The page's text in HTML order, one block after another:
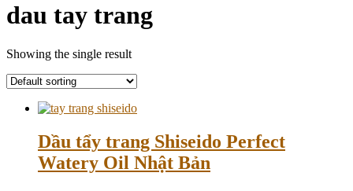
dau tay trang
Showing the single result
Dầu tẩy trang Shiseido Perfect
Watery Oil Nhật Bản